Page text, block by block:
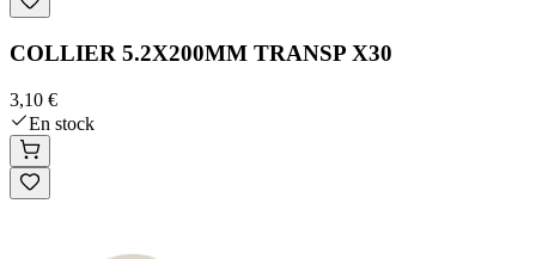
COLLIER 5.2X200MM TRANSP X30
3,10 €
En stock